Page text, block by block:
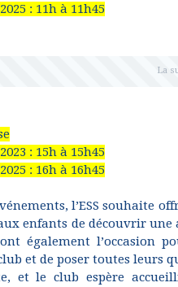
: 11h à 11h45
: 15h à 15h45
: 16h à 16h45
l’ESS souhaite
enfants de découvrir une
également l’occasion
et de poser toutes leurs
et le club espère